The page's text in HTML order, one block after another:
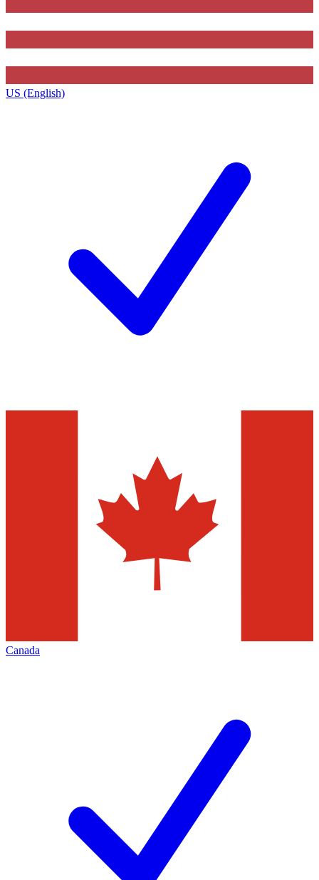
US (English)
Canada